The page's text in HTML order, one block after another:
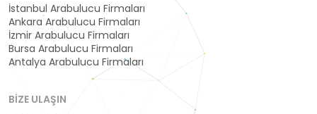
İstanbul Arabulucu Firmaları
Ankara Arabulucu Firmaları
İzmir Arabulucu Firmaları
Bursa Arabulucu Firmaları
Antalya Arabulucu Firmaları
BIZE ULAŞIN